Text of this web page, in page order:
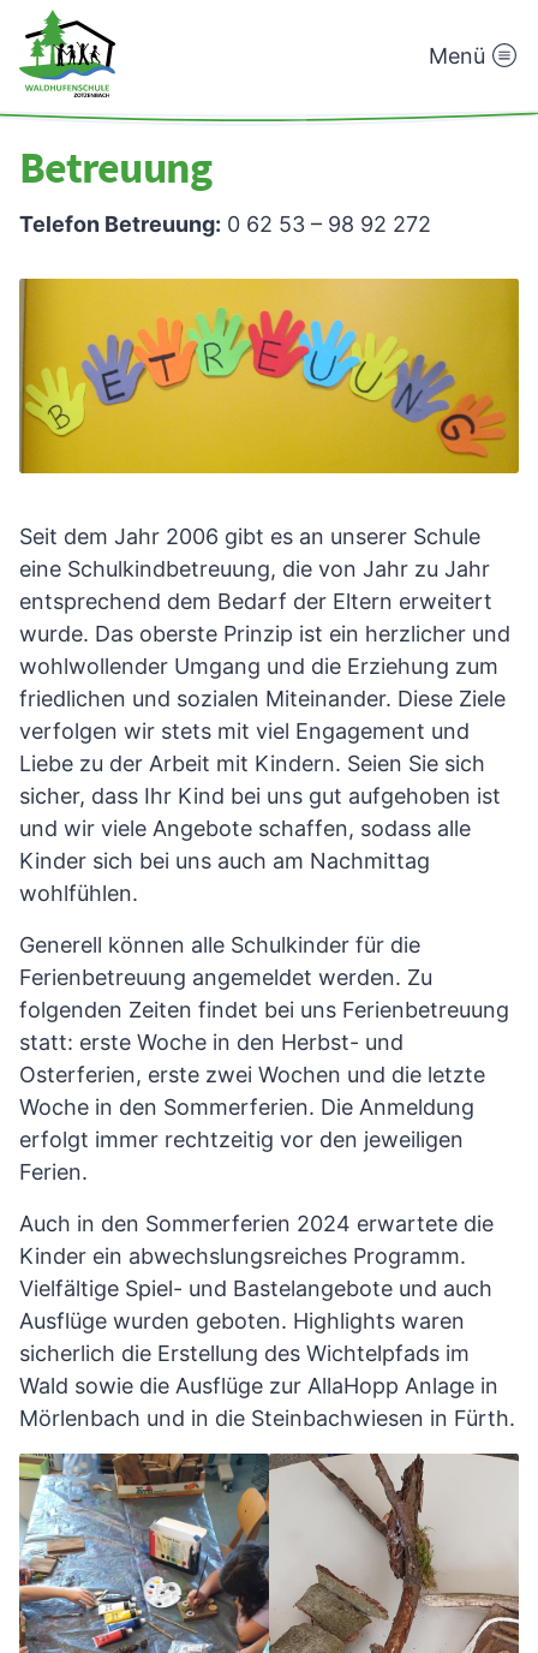
Waldhufenschule
Menü
Betreuung
Telefon Betreuung: 0 62 53 – 98 92 272
Seit dem Jahr 2006 gibt es an unserer Schule
eine Schulkindbetreuung, die von Jahr zu Jahr
entsprechend dem Bedarf der Eltern erweitert
wurde. Das oberste Prinzip ist ein herzlicher und
wohlwollender Umgang und die Erziehung zum
friedlichen und sozialen Miteinander. Diese Ziele
verfolgen wir stets mit viel Engagement und
Liebe zu der Arbeit mit Kindern. Seien Sie sich
sicher, dass Ihr Kind bei uns gut aufgehoben ist
und wir viele Angebote schaffen, sodass alle
Kinder sich bei uns auch am Nachmittag
wohlfühlen.
Generell können alle Schulkinder für die
Ferienbetreuung angemeldet werden. Zu
folgenden Zeiten findet bei uns Ferienbetreuung
statt: erste Woche in den Herbst- und
Osterferien, erste zwei Wochen und die letzte
Woche in den Sommerferien. Die Anmeldung
erfolgt immer rechtzeitig vor den jeweiligen
Ferien.
Auch in den Sommerferien 2024 erwartete die
Kinder ein abwechslungsreiches Programm.
Vielfältige Spiel- und Bastelangebote und auch
Ausflüge wurden geboten. Highlights waren
sicherlich die Erstellung des Wichtelpfads im
Wald sowie die Ausflüge zur AllaHopp Anlage in
Mörlenbach und in die Steinbachwiesen in Fürth.